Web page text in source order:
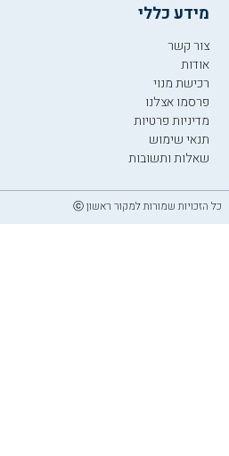
מידע כללי
צור קשר
אודות
רכישת מנוי
פרסמו אצלנו
מדיניות פרטיות
תנאי שימוש
שאלות ותשובות
כל הזכויות שמורות למקור ראשון ⓒ